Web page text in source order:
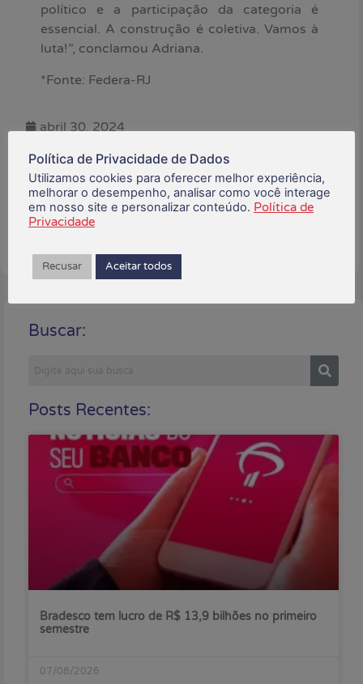
político e a participação da categoria é
essencial. A construção é coletiva. Vamos à
luta!”, conclamou Adriana.
*Fonte: Federa-RJ
abril 30, 2024
Está gostando do conteúdo?
Compartilhe!
Buscar:
Posts Recentes:
Bradesco tem lucro de R$ 13,9 bilhões no primeiro
semestre
07/08/2026
Política de Privacidade de Dados
Utilizamos cookies para oferecer melhor experiência,
melhorar o desempenho, analisar como você interage
em nosso site e personalizar conteúdo. Política de
Privacidade
Recusar Aceitar todos